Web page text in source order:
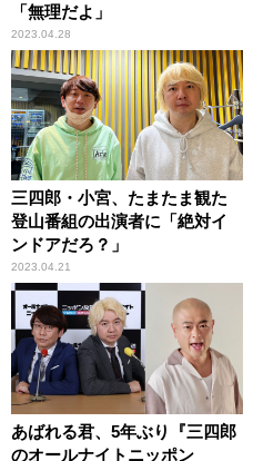
「無理だよ」
2023.04.28
三四郎・小宮、たまたま観た
登山番組の出演者に「絶対イ
ンドアだろ？」
2023.04.21
あばれる君、5年ぶり『三四郎
のオールナイトニッポン